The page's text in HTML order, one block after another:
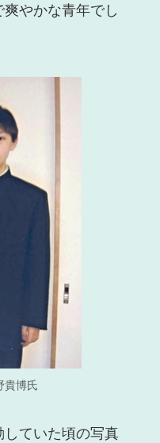
やかな青年でし
貴博氏
ていた頃の写真